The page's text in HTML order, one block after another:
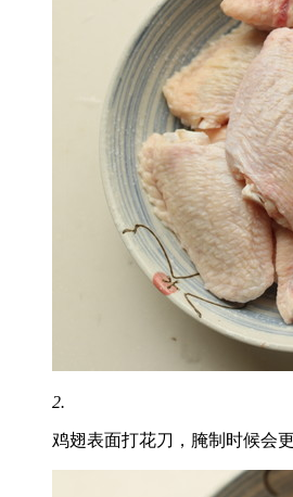
2.
鸡翅表面打花刀，腌制时候会